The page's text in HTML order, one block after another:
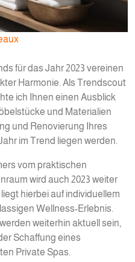
für das Jahr 2023 vereinen
Harmonie. Als Trendscout
ich Ihnen einen Ausblick
und Materialien
und Renovierung Ihres
im Trend liegen werden.
vom praktischen
wird auch 2023 weiter
hierbei auf individuellem
Wellness-Erlebnis.
weiterhin aktuell sein,
Schaffung eines
Private Spas.